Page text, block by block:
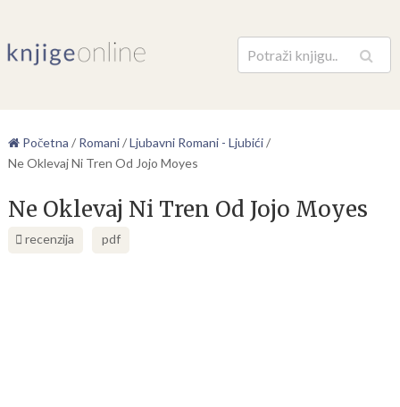
Pretraga
Početna / Romani/Ljubavni Romani - Ljubići/
Ne Oklevaj Ni Tren Od Jojo Moyes
Ne Oklevaj Ni Tren Od Jojo Moyes
recenzija pdf